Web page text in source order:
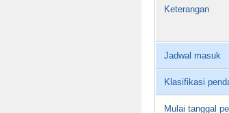
Keterangan
Jadwal masuk
Klasifikasi
Mulai tanggal